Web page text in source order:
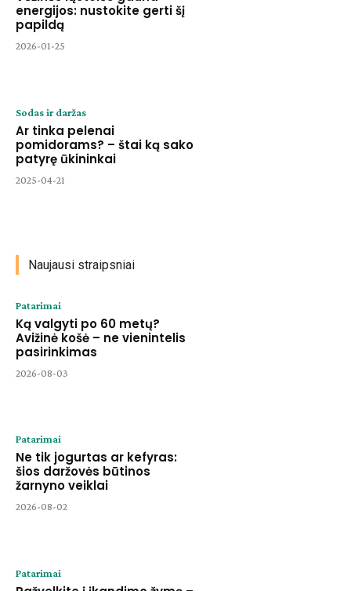
energijos: nustokite gerti šį
papildą
2026-01-25
Sodas ir daržas
Ar tinka pelenai
pomidorams? – štai ką sako
patyrę ūkininkai
2025-04-21
Naujausi straipsniai
Patarimai
Ką valgyti po 60 metų?
Avižinė košė – ne vienintelis
pasirinkimas
2026-08-03
Patarimai
Ne tik jogurtas ar kefyras:
šios daržovės būtinos
žarnyno veiklai
2026-08-02
Patarimai